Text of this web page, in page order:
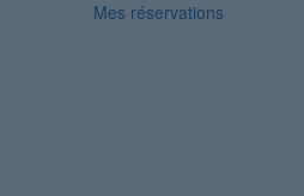
Mes réservations